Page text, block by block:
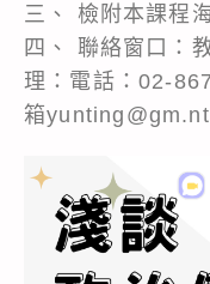
三、 檢附本課程
四、 聯絡窗口：
理：電話：02-
箱